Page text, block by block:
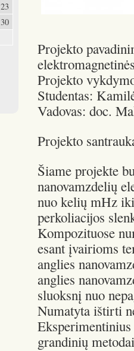
Projekto
Projekto
Studentas:
Vadovas: doc.
Projekto
Šiame projekte
nanovamzdelių
nuo kelių mHz
perkoliacijos
Kompozituose
esant įvairioms
anglies
anglies
sluoksnį nuo
Numatyta ištirti
grandinių
23
30